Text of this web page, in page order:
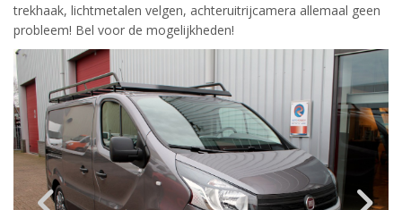
trekhaak, lichtmetalen velgen, achteruitrijcamera allemaal geen
probleem! Bel voor de mogelijkheden!